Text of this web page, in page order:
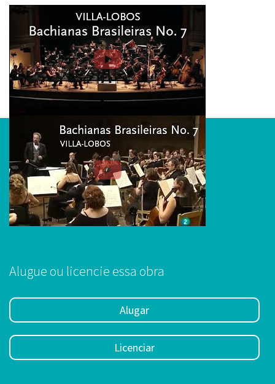
Alugue ou licencie essa obra
Alugar
Licenciar